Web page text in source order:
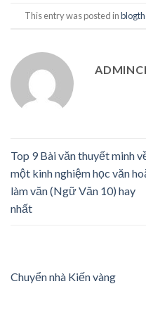
This entry was posted in
Top 9 Bài văn thuyết minh
một kinh nghiệm học văn
làm văn (Ngữ Văn 10) hay
nhất
Chuyển nhà Kiến vàng